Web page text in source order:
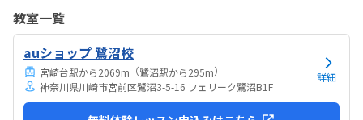
ました。日頃はSwitchで、マイクラやぽこあポケモンで建築を楽しん
でいます。担当の方と相談して今回のコースが向いてるんじゃないか
と勧められました。
教室一覧
auショップ 鷺沼校
宮崎台駅から2069m （鷺沼駅から295m）
神奈川県川崎市宮前区鷺沼3-5-16 フェリーク鷺沼B1F
詳細